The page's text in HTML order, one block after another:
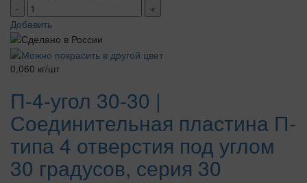
-
+
Добавить
0,060 кг/шт
П-4-угол 30-30 |
Соединительная пластина П-
типа 4 отверстия под углом
30 градусов, серия 30